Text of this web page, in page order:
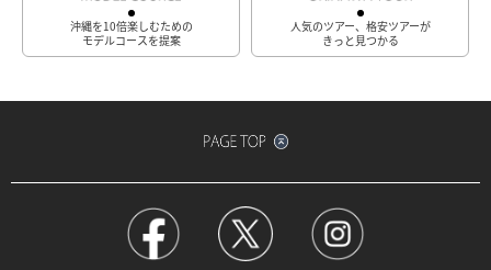
沖縄を10倍楽しむための
モデルコースを提案
人気のツアー、格安ツアーが
きっと見つかる